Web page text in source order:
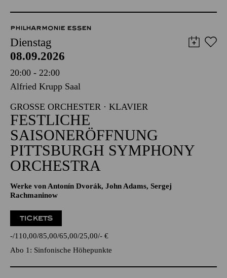
PHILHARMONIE ESSEN
Dienstag
08.09.2026
20:00 - 22:00
Alfried Krupp Saal
GROSSE ORCHESTER · KLAVIER
FESTLICHE
SAISONERÖFFNUNG
PITTSBURGH SYMPHONY
ORCHESTRA
Werke von Antonín Dvorák, John Adams, Sergej
Rachmaninow
TICKETS
- 110,00 85,00 65,00 25,00 - €
Abo 1: Sinfonische Höhepunkte